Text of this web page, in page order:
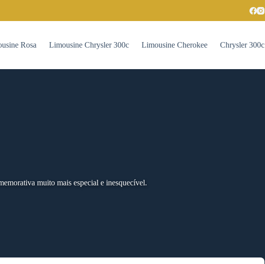
Rosa Limousine Chrysler 300c Limousine Cherokee Chrysler 300c
muito mais especial e inesquecível.